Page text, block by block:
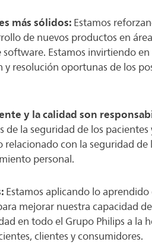
más sólidos:Estamos
de nuevos productos en
Estamos invirtiendo
resolución oportunas de los
y la calidad son
de la seguridad de los
con la seguridad
personal.
Estamos aplicando lo
mejorar nuestra capacidad
en todo el Grupo Philips a la
clientes y consumidores.